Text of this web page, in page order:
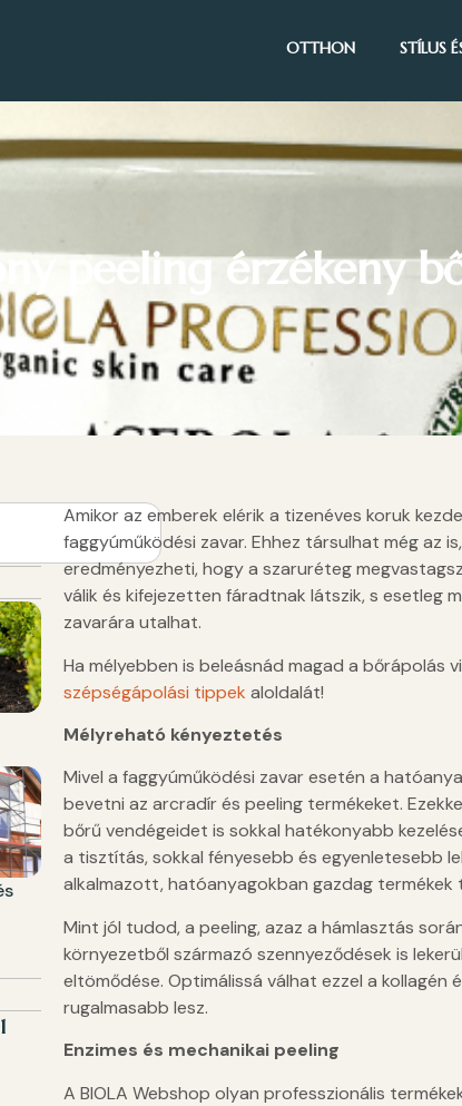
OTTHON STÍLUS
peeling érzékeny
Amikor az emberek elérik a tizenéves koruk
faggyúműködési zavar. Ehhez társulhat még az
eredményezheti, hogy a szaruréteg
válik és kifejezetten fáradtnak látszik, s esetleg
zavarára utalhat.
Ha mélyebben is beleásnád magad a bőrápolás
szépségápolási tippek aloldalát!
Mélyreható kényeztetés
Mivel a faggyúműködési zavar esetén a
bevetni az arcradír és peeling termékeket.
bőrű vendégeidet is sokkal hatékonyabb
a tisztítás, sokkal fényesebb és egyenletesebb
alkalmazott, hatóanyagokban gazdag termékek
Mint jól tudod, a peeling, azaz a hámlasztás
környezetből származó szennyeződések is
eltömődése. Optimálissá válhat ezzel a kollagén
rugalmasabb lesz.
Enzimes és mechanikai peeling
A BIOLA Webshop olyan professzionális